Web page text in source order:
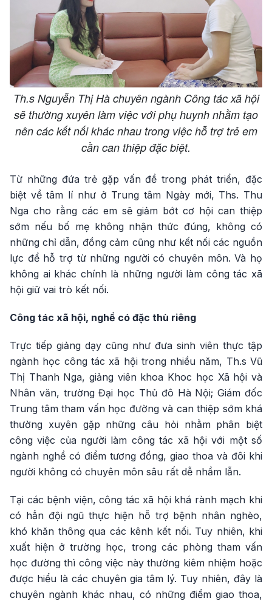
Th.s Nguyễn Thị Hà chuyên ngành Công tác xã hội
sẽ thường xuyên làm việc với phụ huynh nhằm tạo
nên các kết nối khác nhau trong việc hỗ trợ trẻ em
cần can thiệp đặc biệt.
Từ những đứa trẻ gặp vấn đề trong phát triển, đặc
biệt về tâm lí như ở Trung tâm Ngày mới, Ths. Thu
Nga cho rằng các em sẽ giảm bớt cơ hội can thiệp
sớm nếu bố mẹ không nhận thức đúng, không có
những chỉ dẫn, đồng cảm cũng như kết nối các nguồn
lực để hỗ trợ từ những người có chuyên môn. Và họ
không ai khác chính là những người làm công tác xã
hội giữ vai trò kết nối.
Công tác xã hội, nghề có đặc thù riêng
Trực tiếp giảng dạy cũng như đưa sinh viên thực tập
ngành học công tác xã hội trong nhiều năm, Th.s Vũ
Thị Thanh Nga, giảng viên khoa Khoc học Xã hội và
Nhân văn, trường Đại học Thủ đô Hà Nội; Giám đốc
Trung tâm tham vấn học đường và can thiệp sớm khá
thường xuyên gặp những câu hỏi nhằm phân biệt
công việc của người làm công tác xã hội với một số
ngành nghề có điểm tương đồng, giao thoa và đôi khi
người không có chuyên môn sâu rất dễ nhầm lẫn.
Tại các bệnh viện, công tác xã hội khá rành mạch khi
có hẳn đội ngũ thực hiện hỗ trợ bệnh nhân nghèo,
khó khăn thông qua các kênh kết nối. Tuy nhiên, khi
xuất hiện ở trường học, trong các phòng tham vấn
học đường thì công việc này thường kiêm nhiệm hoặc
được hiểu là các chuyên gia tâm lý. Tuy nhiên, đây là
chuyên ngành khác nhau, có những điểm giao thoa,